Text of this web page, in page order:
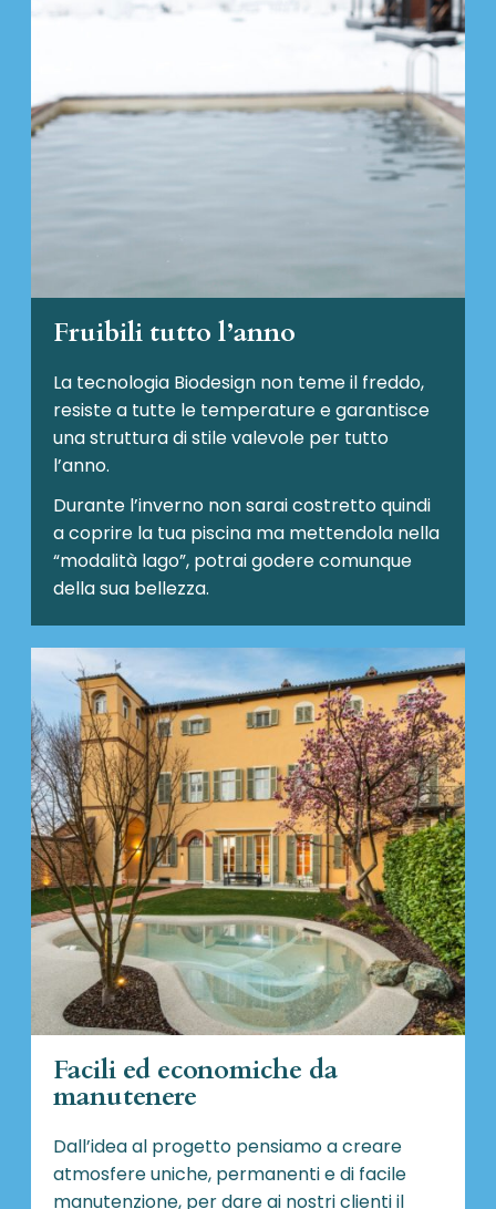
Fruibili tutto l’anno
La tecnologia Biodesign non teme il freddo,
resiste a tutte le temperature e garantisce
una struttura di stile valevole per tutto
l’anno.
Durante l’inverno non sarai costretto quindi
a coprire la tua piscina ma mettendola nella
“modalità lago”, potrai godere comunque
della sua bellezza.
Facili ed economiche da
manutenere
Dall’idea al progetto pensiamo a creare
atmosfere uniche, permanenti e di facile
manutenzione, per dare ai nostri clienti il